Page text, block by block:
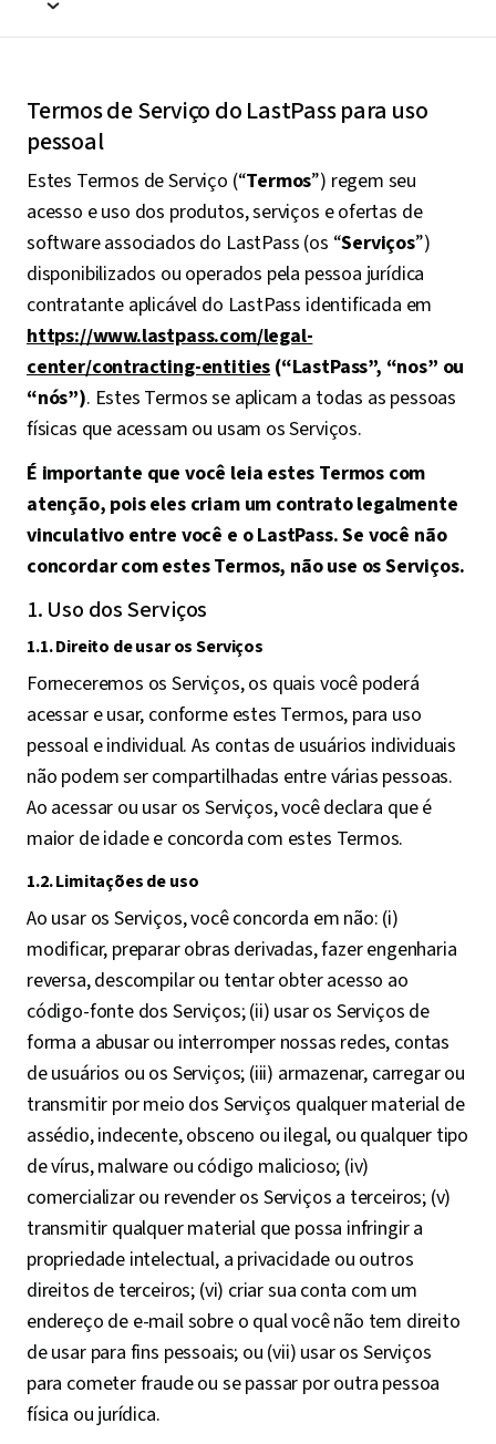
Termos de Serviço do LastPass para uso
pessoal
Estes Termos de Serviço (“Termos”) regem seu
acesso e uso dos produtos, serviços e ofertas de
software associados do LastPass (os “Serviços”)
disponibilizados ou operados pela pessoa jurídica
contratante aplicável do LastPass identificada em
https://www.lastpass.com/legal-
center/contracting-entities(“LastPass”, “nos” ou
“nós”). Estes Termos se aplicam a todas as pessoas
físicas que acessam ou usam os Serviços.
É importante que você leia estes Termos com
atenção, pois eles criam um contrato legalmente
vinculativo entre você e o LastPass. Se você não
concordar com estes Termos, não use os Serviços.
1. Uso dos Serviços
1.1. Direito de usar os Serviços
Forneceremos os Serviços, os quais você poderá
acessar e usar, conforme estes Termos, para uso
pessoal e individual. As contas de usuários individuais
não podem ser compartilhadas entre várias pessoas.
Ao acessar ou usar os Serviços, você declara que é
maior de idade e concorda com estes Termos.
1.2. Limitações de uso
Ao usar os Serviços, você concorda em não: (i)
modificar, preparar obras derivadas, fazer engenharia
reversa, descompilar ou tentar obter acesso ao
código-fonte dos Serviços; (ii) usar os Serviços de
forma a abusar ou interromper nossas redes, contas
de usuários ou os Serviços; (iii) armazenar, carregar ou
transmitir por meio dos Serviços qualquer material de
assédio, indecente, obsceno ou ilegal, ou qualquer tipo
de vírus, malware ou código malicioso; (iv)
comercializar ou revender os Serviços a terceiros; (v)
transmitir qualquer material que possa infringir a
propriedade intelectual, a privacidade ou outros
direitos de terceiros; (vi) criar sua conta com um
endereço de e-mail sobre o qual você não tem direito
de usar para fins pessoais; ou (vii) usar os Serviços
para cometer fraude ou se passar por outra pessoa
física ou jurídica.